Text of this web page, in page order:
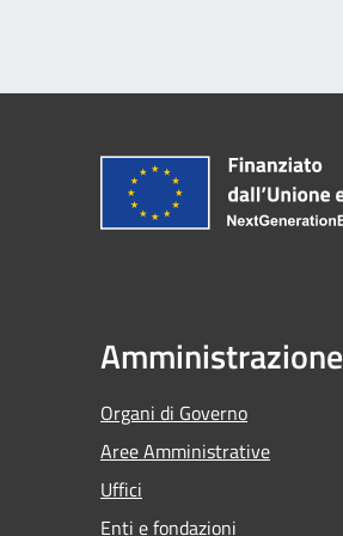
Amministrazione
Organi di Governo
Aree Amministrative
Uffici
Enti e fondazioni